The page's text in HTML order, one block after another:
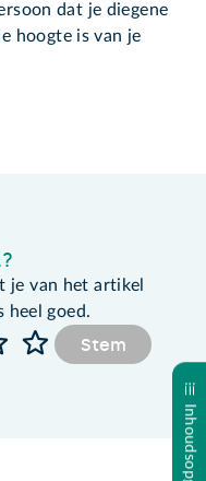
dat je diegene
hoogte is van je
Inhoudsopgave
je van het artikel
heel goed.
Stem